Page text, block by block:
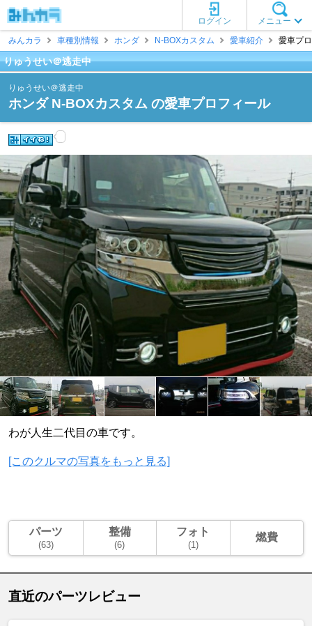
メニュー
ログイン
みんカラ
車種別情報 ホンダ N-BOXカスタム 愛車紹介 愛車プ
りゅうせい＠逃走中
りゅうせい＠逃走中
ホンダ N-BOXカスタム の愛車プロフィール
わが人生二代目の車です。
[このクルマの写真をもっと見る]
パーツ
(63)
整備
(6)
フォト
(1)
燃費
直近のパーツレビュー